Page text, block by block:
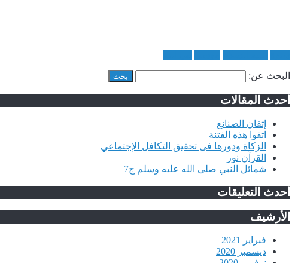
البحث عن:
أحدث المقالات
إتقان الصنائع
اتقوا هذه الفتنة
الزكاة ودورها فى تحقيق التكافل الإجتماعي
القرآن نور
شمائل النبي صلى الله عليه وسلم ج7
أحدث التعليقات
الأرشيف
فبراير 2021
ديسمبر 2020